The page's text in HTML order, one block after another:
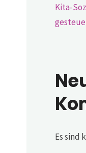
Kita-
Es sind